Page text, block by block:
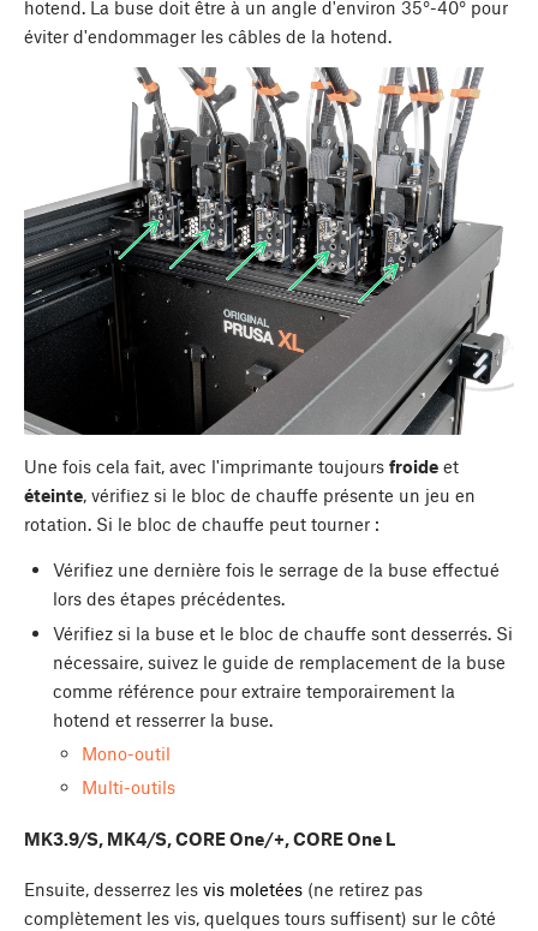
hotend. La buse doit être à un angle d'environ 35°-40° pour
éviter d'endommager les câbles de la hotend.
Une fois cela fait, avec l'imprimante toujours froide et
éteinte, vérifiez si le bloc de chauffe présente un jeu en
rotation. Si le bloc de chauffe peut tourner :
Vérifiez une dernière fois le serrage de la buse effectué
lors des étapes précédentes.
Vérifiez si la buse et le bloc de chauffe sont desserrés. Si
nécessaire, suivez le guide de remplacement de la buse
comme référence pour extraire temporairement la
hotend et resserrer la buse.
Mono-outil
Multi-outils
MK3.9/S, MK4/S, CORE One/+, CORE One L
Ensuite, desserrez les vis moletées (ne retirez pas
complètement les vis, quelques tours suffisent) sur le côté